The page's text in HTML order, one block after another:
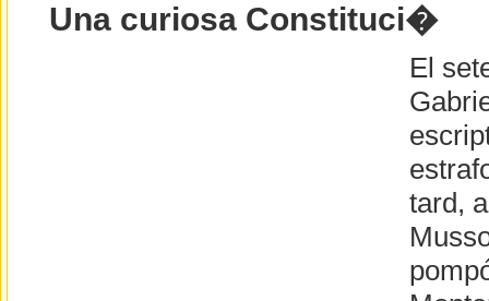
Una curiosa Constituci�
El
tard,